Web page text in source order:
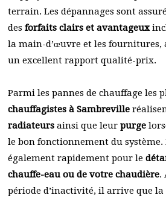
terrain. Les dépannages sont
des forfaits clairs et avantageux
la main-d’œuvre et les
un excellent rapport qualité-prix.
Parmi les pannes de chauffage les
chauffagistes à Sambreville
radiateurs ainsi que leur purge
le bon fonctionnement du
également rapidement pour le
chauffe-eau ou de votre chaudière.
période d’inactivité, il arrive que la